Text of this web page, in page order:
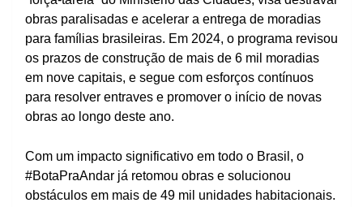
obras paralisadas e acelerar a entrega de moradias
para famílias brasileiras. Em 2024, o programa revisou
os prazos de construção de mais de 6 mil moradias
em nove capitais, e segue com esforços contínuos
para resolver entraves e promover o início de novas
obras ao longo deste ano.
Com um impacto significativo em todo o Brasil, o
#BotaPraAndar já retomou obras e solucionou
obstáculos em mais de 49 mil unidades habitacionais.